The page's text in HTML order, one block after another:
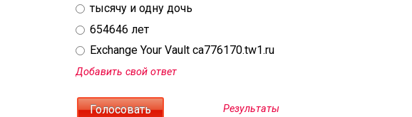
тысячу и одну дочь
654646 лет
Exchange Your Vault ca776170.tw1.ru
Добавить свой ответ
Результаты